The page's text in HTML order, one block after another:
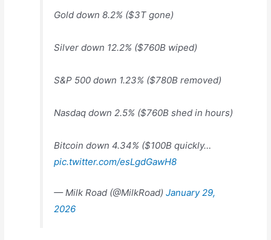
Gold down 8.2% ($3T gone)
Silver down 12.2% ($760B wiped)
S&P 500 down 1.23% ($780B removed)
Nasdaq down 2.5% ($760B shed in hours)
Bitcoin down 4.34% ($100B quickly…
pic.twitter.com/esLgdGawH8
— Milk Road (@MilkRoad)January 29,
2026